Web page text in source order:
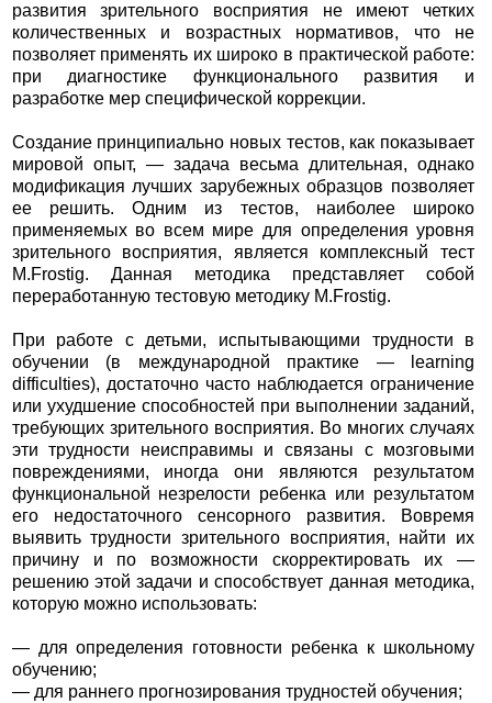
развития зрительного восприятия не имеют четких
количественных и возрастных нормативов, что не
позволяет применять их широко в практической работе:
при диагностике функционального развития и
разработке мер специфической коррекции.
Создание принципиально новых тестов, как показывает
мировой опыт, — задача весьма длительная, однако
модификация лучших зарубежных образцов позволяет
ее решить. Одним из тестов, наиболее широко
применяемых во всем мире для определения уровня
зрительного восприятия, является комплексный тест
M.Frostig. Данная методика представляет собой
переработанную тестовую методику M.Frostig.
При работе с детьми, испытывающими трудности в
обучении (в международной практике — learning
difficulties), достаточно часто наблюдается ограничение
или ухудшение способностей при выполнении заданий,
требующих зрительного восприятия. Во многих случаях
эти трудности неисправимы и связаны с мозговыми
повреждениями, иногда они являются результатом
функциональной незрелости ребенка или результатом
его недостаточного сенсорного развития. Вовремя
выявить трудности зрительного восприятия, найти их
причину и по возможности скорректировать их —
решению этой задачи и способствует данная методика,
которую можно использовать:
— для определения готовности ребенка к школьному
обучению;
— для раннего прогнозирования трудностей обучения;